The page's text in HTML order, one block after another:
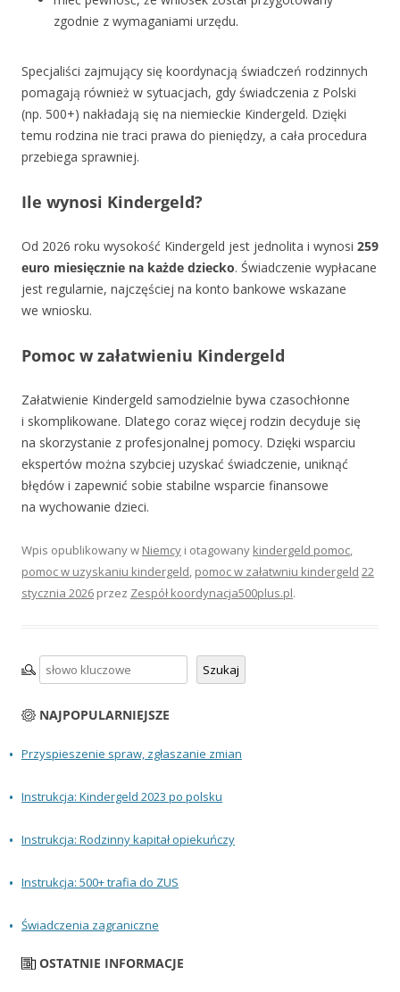
zgodnie z wymaganiami urzędu.
Specjaliści zajmujący się koordynacją świadczeń rodzinnych
pomagają również w sytuacjach, gdy świadczenia z Polski
(np. 500+) nakładają się na niemieckie Kindergeld. Dzięki
temu rodzina nie traci prawa do pieniędzy, a cała procedura
przebiega sprawniej.
Ile wynosi Kindergeld?
Od 2026 roku wysokość Kindergeld jest jednolita i wynosi 259
euro miesięcznie na każde dziecko. Świadczenie wypłacane
jest regularnie, najczęściej na konto bankowe wskazane
we wniosku.
Pomoc w załatwieniu Kindergeld
Załatwienie Kindergeld samodzielnie bywa czasochłonne
i skomplikowane. Dlatego coraz więcej rodzin decyduje się
na skorzystanie z profesjonalnej pomocy. Dzięki wsparciu
ekspertów można szybciej uzyskać świadczenie, uniknąć
błędów i zapewnić sobie stabilne wsparcie finansowe
na wychowanie dzieci.
Wpis opublikowany w Niemcy i otagowany kindergeld pomoc,
pomoc w uzyskaniu kindergeld, pomoc w załatwniu kindergeld 22
stycznia 2026 przez Zespół koordynacja500plus.pl.
Szukaj Szukaj
NAJPOPULARNIEJSZE
Przyspieszenie spraw, zgłaszanie zmian
Instrukcja: Kindergeld 2023 po polsku
Instrukcja: Rodzinny kapitał opiekuńczy
Instrukcja: 500+ trafia do ZUS
Świadczenia zagraniczne
OSTATNIE INFORMACJE